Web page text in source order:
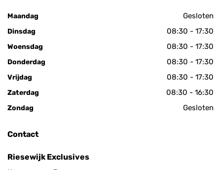
Maandag Gesloten
Dinsdag 08:30 - 17:30
Woensdag 08:30 - 17:30
Donderdag 08:30 - 17:30
Vrijdag 08:30 - 17:30
Zaterdag 08:30 - 16:30
Zondag Gesloten
Contact
Riesewijk Exclusives